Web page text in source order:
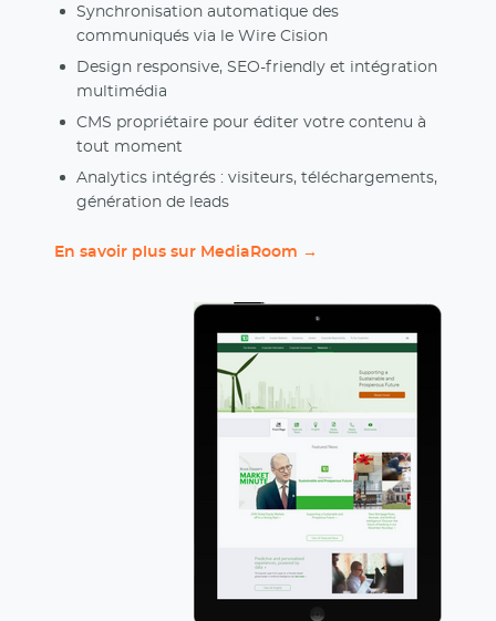
Synchronisation automatique des
communiqués via le Wire Cision
Design responsive, SEO-friendly et intégration
multimédia
CMS propriétaire pour éditer votre contenu à
tout moment
Analytics intégrés : visiteurs, téléchargements,
génération de leads
En savoir plus sur MediaRoom →